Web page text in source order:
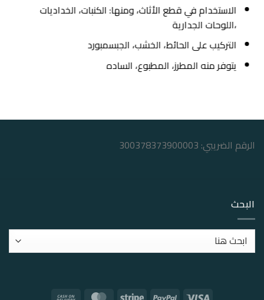
الاستخدام في قطع الأثاث، ومنها: الكنبات، الخداديات
،اللوحات الجدارية
التركيب على الحائط، الخشب، الجبسمبورد
يتوفر منه المطرز، المطبوع، الساده
الرقم الضريبي: 300378373900003
البحث